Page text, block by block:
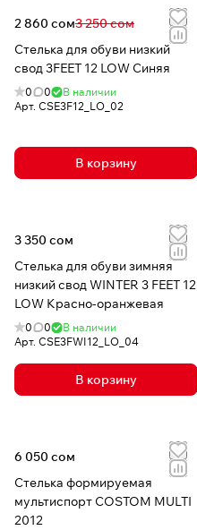
2 860 сом3 250 сом
Стелька для обуви низкий
свод 3FEET 12 LOW Синяя
0 0
В наличии
Арт. CSE3F12_LO_02
В корзину
3 350 сом
Стелька для обуви зимняя
низкий свод WINTER 3 FEET 12
LOW Красно-оранжевая
0 0
В наличии
Арт. CSE3FWI12_LO_04
В корзину
6 050 сом
Стелька формируемая
мультиспорт COSTOM MULTI
2012